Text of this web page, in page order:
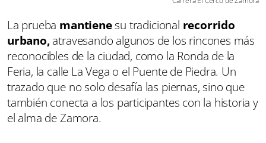
La prueba mantienesu tradicional recorrido
urbano,atravesando algunos de los rincones más
reconocibles de la ciudad, como la Ronda de la
Feria, la calle La Vega o el Puente de Piedra. Un
trazado que no solo desafía las piernas, sino que
también conecta a los participantes con la historia y
el alma de Zamora.